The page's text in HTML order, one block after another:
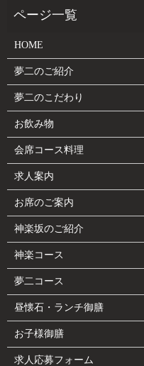
HOME
夢二のご紹介
夢二のこだわり
お飲み物
会席コース料理
求人案内
お席のご案内
神楽坂のご紹介
神楽コース
夢二コース
昼懐石・ランチ御膳
お子様御膳
求人応募フォーム